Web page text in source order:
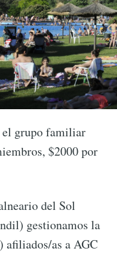
el grupo familiar
$2000 por
del Sol
gestionamos la
as a AGC